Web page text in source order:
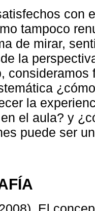
con
tampoco
de mirar,
la
la
el aula? y
puede ser